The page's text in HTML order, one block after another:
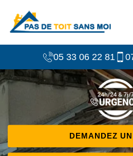
05 33 06 22 81
DEMANDEZ